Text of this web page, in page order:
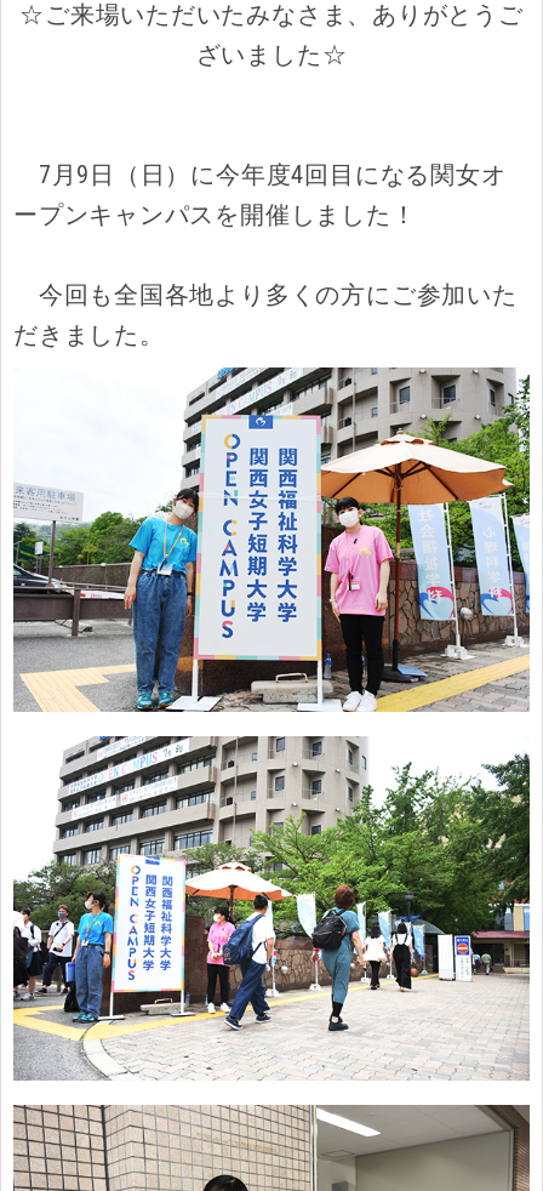
キャンパスライフ
☆ご来場いただいたみなさま、ありがとうご
ざいました☆
7月9日（日）に今年度4回目になる関女オ
ープンキャンパスを開催しました！
今回も全国各地より多くの方にご参加いた
だきました。